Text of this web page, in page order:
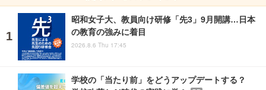
昭和女子大、教員向け研修「先3」9月開講…日本
の教育の強みに着目
2026.8.6 Thu 17:45
学校の「当たり前」をどうアップデートする？